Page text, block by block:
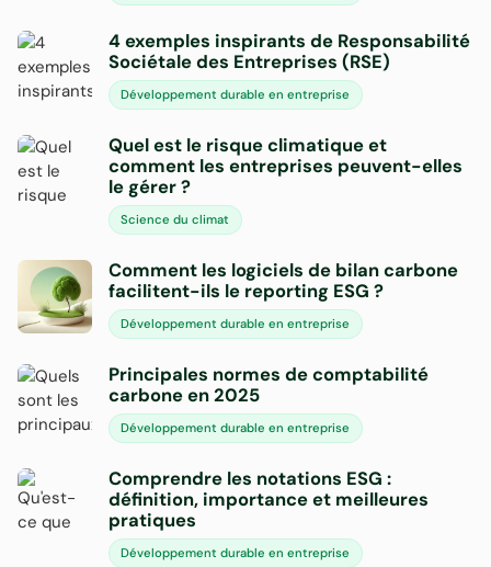
4 exemples inspirants de Responsabilité
Sociétale des Entreprises (RSE)
Développement durable en entreprise
Quel est le risque climatique et
comment les entreprises peuvent-elles
le gérer ?
Science du climat
Comment les logiciels de bilan carbone
facilitent-ils le reporting ESG ?
Développement durable en entreprise
Principales normes de comptabilité
carbone en 2025
Développement durable en entreprise
Comprendre les notations ESG :
définition, importance et meilleures
pratiques
Développement durable en entreprise